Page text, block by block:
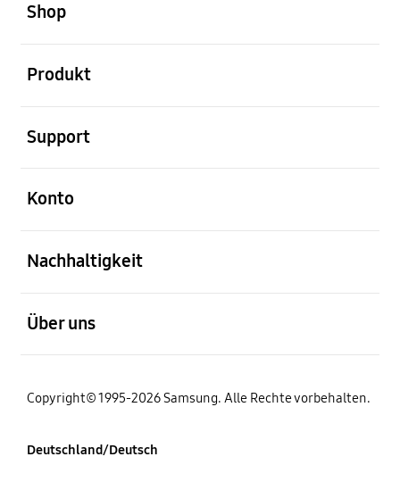
Shop
Produkt
Support
Konto
Nachhaltigkeit
Über uns
Copyright© 1995-2026 Samsung. Alle Rechte vorbehalten.
Deutschland/Deutsch